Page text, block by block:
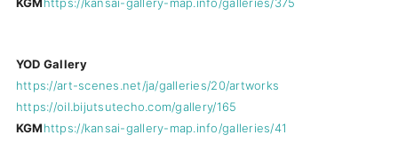
YOD Gallery
https://art-scenes.net/ja/galleries/20/artworks
https://oil.bijutsutecho.com/gallery/165
KGMhttps://kansai-gallery-map.info/galleries/41